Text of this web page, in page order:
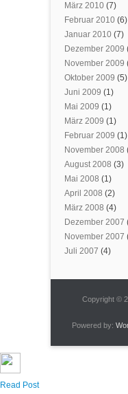
März 2010 (7)
Februar 2010 (6)
Januar 2010 (7)
Dezember 2009
November 2009
Oktober 2009 (5)
Juni 2009 (1)
Mai 2009 (1)
März 2009 (1)
Februar 2009 (1)
November 2008
August 2008 (3)
Mai 2008 (1)
April 2008 (2)
März 2008 (4)
Dezember 2007
November 2007
Juli 2007 (4)
Copyright ©
Powered by:
Read Post